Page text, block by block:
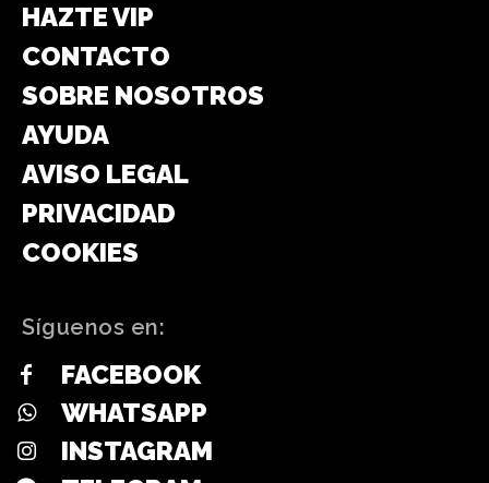
HAZTE VIP
CONTACTO
SOBRE NOSOTROS
AYUDA
AVISO LEGAL
PRIVACIDAD
COOKIES
Síguenos en:
FACEBOOK
WHATSAPP
INSTAGRAM